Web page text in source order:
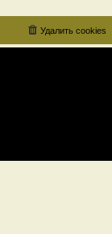
Удалить cookies